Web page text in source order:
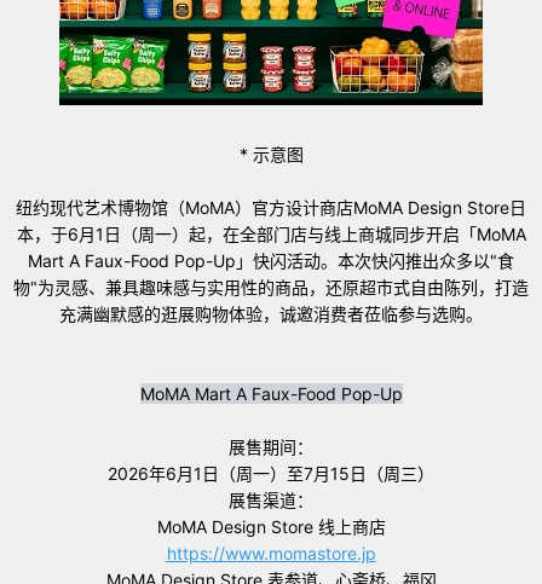
* 示意图
纽约现代艺术博物馆（MoMA）官方设计商店MoMA Design Store日
本，于6月1日（周一）起，在全部门店与线上商城同步开启「MoMA
Mart A Faux-Food Pop-Up」快闪活动。本次快闪推出众多以"食
物"为灵感、兼具趣味感与实用性的商品，还原超市式自由陈列，打造
充满幽默感的逛展购物体验，诚邀消费者莅临参与选购。
MoMA Mart A Faux-Food Pop-Up
展售期间：
2026年6月1 日（周一）至7月15日（周三）
展售渠道：
MoMA Design Store 线上商店
https://www.momastore.jp
MoMA Design Store 表参道、心斋桥、福冈